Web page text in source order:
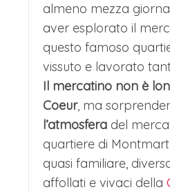
almeno mezza
aver esplorato il
questo famoso
vissuto e lavorato
Il mercatino non è
Coeur, ma
l’atmosfera del
quartiere di
quasi familiare,
affollati e vivaci della